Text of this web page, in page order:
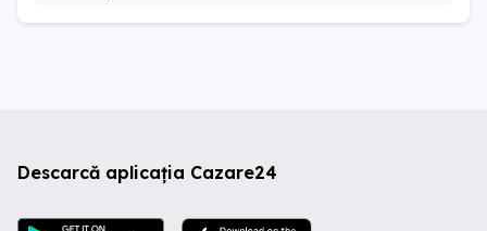
Descarcă aplicația Cazare24